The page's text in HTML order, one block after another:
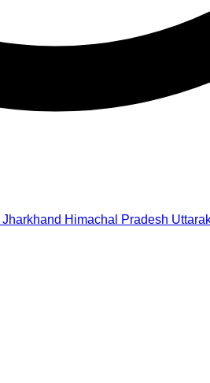
Jharkhand Himachal Pradesh